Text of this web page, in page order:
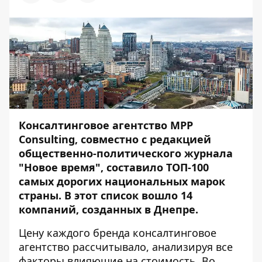
Консалтинговое агентство MPP
Consulting, совместно с редакцией
общественно-политического журнала
"Новое время", составило ТОП-100
самых дорогих национальных марок
страны. В этот список вошло 14
компаний, созданных в Днепре.
Цену каждого бренда консалтинговое
агентство рассчитывало, анализируя все